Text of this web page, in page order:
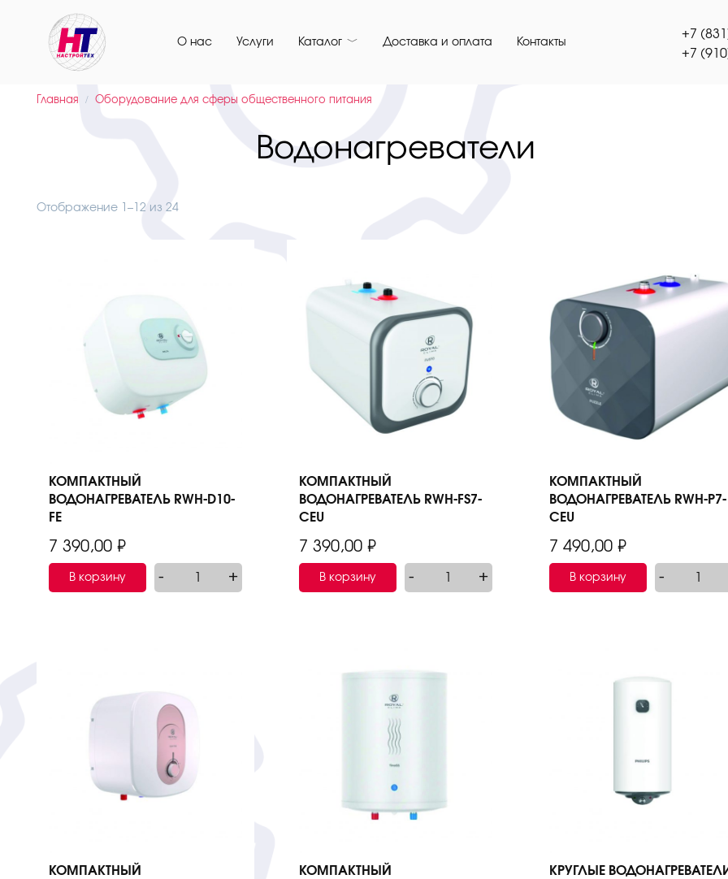
содержанию
О нас Услуги Каталог Доставка и оплата Контакты
+7
+7
Главная Оборудование для сферы общественного питания
Водонагреватели
Отображение 1–12 из 24
КОМПАКТНЫЙ
ВОДОНАГРЕВАТЕЛЬ RWH-D10-
FE
7 390,00 ₽
В корзину +
-
КОМПАКТНЫЙ
ВОДОНАГРЕВАТЕЛЬ RWH-FS7-
CEU
7 390,00 ₽
В корзину +
-
КОМПАКТНЫЙ
ВОДОНАГРЕВАТЕЛЬ RWH-P7-
CEU
7 490,00 ₽
В корзину -
КОМПАКТНЫЙ
КОМПАКТНЫЙ
КРУГЛЫЕ